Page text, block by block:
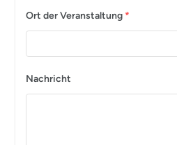
Ort der Veranstaltung *
Nachricht